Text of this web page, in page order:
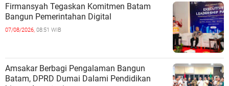
Firmansyah Tegaskan Komitmen Batam
Bangun Pemerintahan Digital
07/08/2026, 08:51 WIB
Amsakar Berbagi Pengalaman Bangun
Batam, DPRD Dumai Dalami Pendidikan